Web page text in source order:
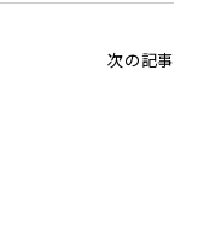
次の記事